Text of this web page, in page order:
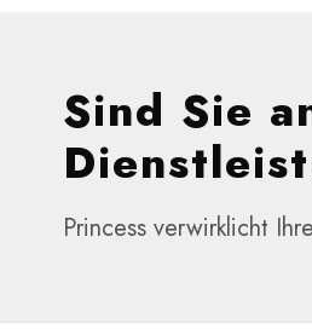
Sind Sie
Princess verwirklicht